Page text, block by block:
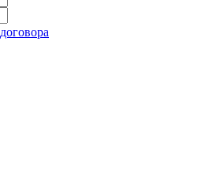
договора